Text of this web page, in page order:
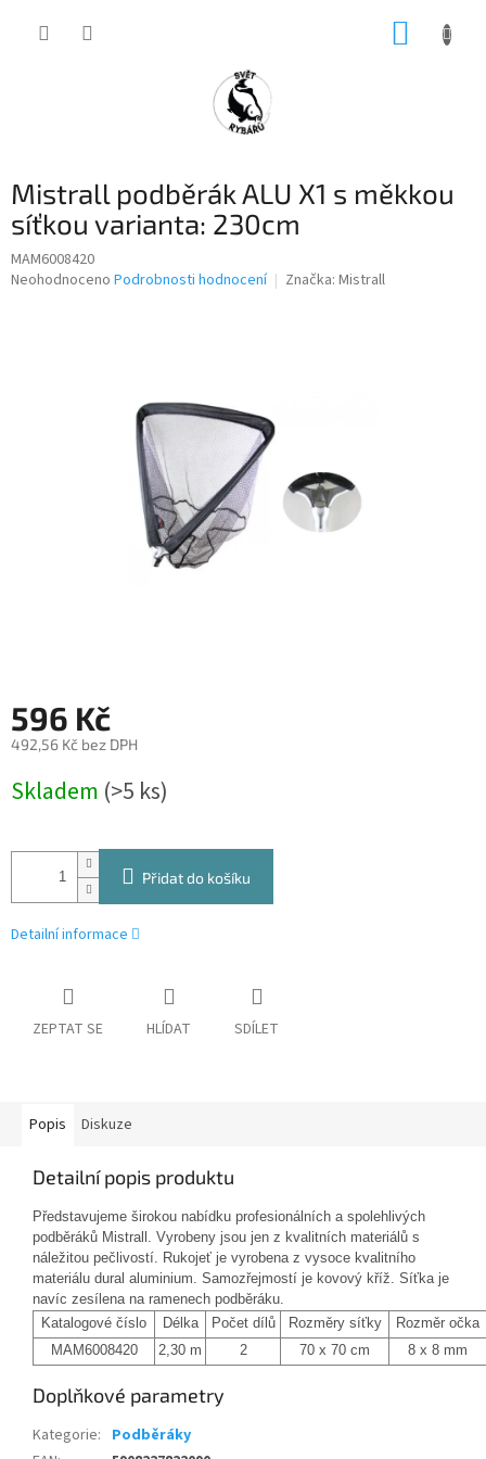
Mistrall podběrák ALU X1 s měkkou
síťkou varianta: 230cm
MAM6008420
Průměrné
Neohodnoceno Podrobnosti hodnocení Značka: Mistrall
596 Kč
492,56 Kč bez DPH
cena:
Skladem (>5 ks)
Přidat do košíku
Detailní informace
ZEPTAT SE HLÍDAT SDÍLET
Popis Diskuze
Detailní popis produktu
Představujeme širokou nabídku profesionálních a spolehlivých
podběráků Mistrall. Vyrobeny jsou jen z kvalitních materiálů s
náležitou pečlivostí. Rukojeť je vyrobena z vysoce kvalitního
materiálu dural aluminium. Samozřejmostí je kovový kříž. Síťka je
navíc zesílena na ramenech podběráku.
Katalogové číslo
Délka Počet dílů Rozměry síťky
Rozměr očka
MAM6008420
2,30 m 2 70 x 70 cm 8 x 8 mm
Doplňkové parametry
Kategorie: Podběráky